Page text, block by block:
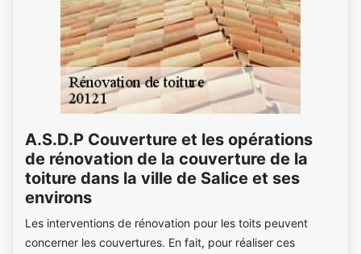
A.S.D.P Couverture et les opérations
de rénovation de la couverture de la
toiture dans la ville de Salice et ses
environs
Les interventions de rénovation pour les toits peuvent
concerner les couvertures. En fait, pour réaliser ces